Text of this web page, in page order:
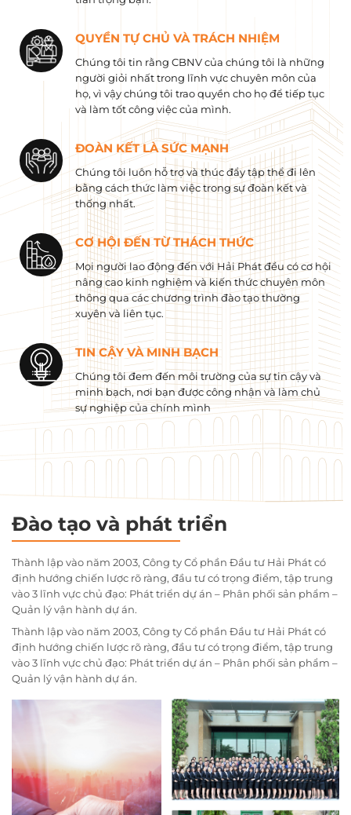
QUYỀN TỰ CHỦ VÀ TRÁCH NHIỆM
Chúng tôi tin rằng CBNV của chúng tôi là những
người giỏi nhất trong lĩnh vực chuyên môn của
họ, vì vậy chúng tôi trao quyền cho họ để tiếp tục
và làm tốt công việc của mình.
ĐOÀN KẾT LÀ SỨC MẠNH
Chúng tôi luôn hỗ trợ và thúc đẩy tập thể đi lên
bằng cách thức làm việc trong sự đoàn kết và
thống nhất.
CƠ HỘI ĐẾN TỪ THÁCH THỨC
Mọi người lao động đến với Hải Phát đều có cơ hội
nâng cao kinh nghiệm và kiến ​​thức chuyên môn
thông qua các chương trình đào tạo thường
xuyên và liên tục.
TIN CẬY VÀ MINH BẠCH
Chúng tôi đem đến môi trường của sự tin cậy và
minh bạch, nơi bạn được công nhận và làm chủ
sự nghiệp của chính mình
Đào tạo và phát triển
Thành lập vào năm 2003, Công ty Cổ phần Đầu tư Hải Phát có
định hướng chiến lược rõ ràng, đầu tư có trọng điểm, tập trung
vào 3 lĩnh vực chủ đạo: Phát triển dự án – Phân phối sản phẩm –
Quản lý vận hành dự án.
Thành lập vào năm 2003, Công ty Cổ phần Đầu tư Hải Phát có
định hướng chiến lược rõ ràng, đầu tư có trọng điểm, tập trung
vào 3 lĩnh vực chủ đạo: Phát triển dự án – Phân phối sản phẩm –
Quản lý vận hành dự án.